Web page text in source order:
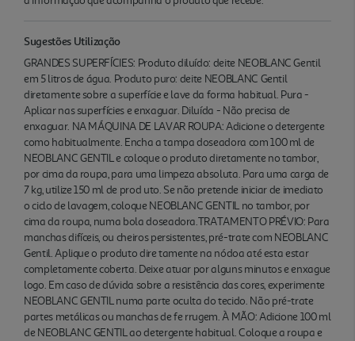
Sugestões Utilização
GRANDES SUPERFÍCIES: Produto diluído: deite NEOBLANC Gentil
em 5 litros de água. Produto puro: deite NEOBLANC Gentil
diretamente sobre a superfície e lave da forma habitual. Pura -
Aplicar nas superfícies e enxaguar. Diluída - Não precisa de
enxaguar. NA MÁQUINA DE LAVAR ROUPA: Adicione o detergente
como habitualmente. Encha a tampa doseadora com 100 ml de
NEOBLANC GENTIL e coloque o produto diretamente no tambor,
por cima da roupa, para uma limpeza absoluta. Para uma carga de
7 kg, utilize 150 ml de prod uto. Se não pretende iniciar de imediato
o ciclo de lavagem, coloque NEOBLANC GENTIL no tambor, por
cima da roupa, numa bola doseadora.TRATAMENTO PRÉVIO: Para
manchas difíceis, ou cheiros persistentes, pré-trate com NEOBLANC
Gentil. Aplique o produto dire tamente na nódoa até esta estar
completamente coberta. Deixe atuar por alguns minutos e enxague
logo. Em caso de dúvida sobre a resistência das cores, experimente
NEOBLANC GENTIL numa parte oculta do tecido. Não pré-trate
partes metálicas ou manchas de fe rrugem. À MÃO: Adicione 100 ml
de NEOBLANC GENTIL ao detergente habitual. Coloque a roupa e